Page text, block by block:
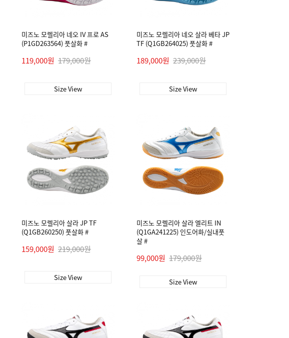
미즈노 모렐리아 네오 IV 프로 AS
(P1GD263564) 풋살화 #
119,000원 179,000원
Size View
미즈노 모렐리아 네오 살라 베타 JP
TF (Q1GB264025) 풋살화 #
189,000원 239,000원
Size View
미즈노 모렐리아 살라 JP TF
(Q1GB260250) 풋살화 #
159,000원 219,000원
Size View
미즈노 모렐리아 살라 엘리트 IN
(Q1GA241225) 인도어화/실내풋
살 #
99,000원 179,000원
Size View